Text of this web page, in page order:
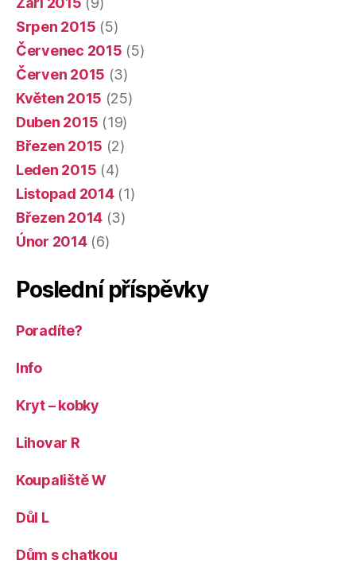
Srpen 2015 (5)
Červenec 2015 (5)
Červen 2015 (3)
Květen 2015 (25)
Duben 2015 (19)
Březen 2015 (2)
Leden 2015 (4)
Listopad 2014(1)
Březen 2014 (3)
Únor 2014(6)
Poslední příspěvky
Poradíte?
Info
Kryt – kobky
Lihovar R
Koupaliště W
Důl L
Dům s chatkou